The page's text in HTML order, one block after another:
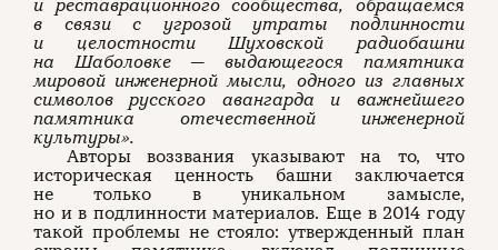
и реставрационного сообщества, обращаемся
в связи с угрозой утраты подлинности
и целостности Шуховской радиобашни
на Шаболовке — выдающегося памятника
мировой инженерной мысли, одного из главных
символов русского авангарда и важнейшего
памятника отечественной инженерной
культуры».
Авторы воззвания указывают на то, что
историческая ценность башни заключается
не только в уникальном замысле,
но и в подлинности материалов. Еще в 2014 году
такой проблемы не стояло: утвержденный план